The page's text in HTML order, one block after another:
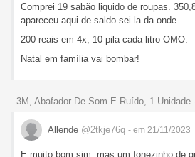
Comprei 19 sabão liquido de roupas.
apareceu aqui de saldo sei la da onde.
200 reais em 4x, 10 pila cada litro OMO.
Natal em família vai bombar!
3M, Abafador De Som E Ruído, 1 Unidade
Allende @2tkje76q - em 21/11/2023
E muito bom sim, mas um fonezinho de